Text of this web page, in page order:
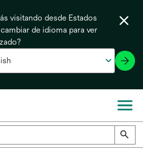
visitando desde Estados
de idioma para ver